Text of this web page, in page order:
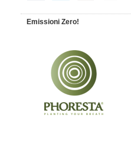
Emissioni Zero!